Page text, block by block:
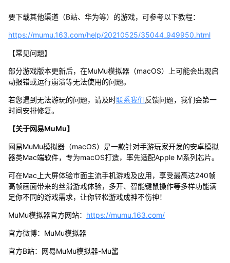
要下载其他渠道（B站、华为等）的游戏，可参考以下教程：
https://mumu.163.com/help/20210525/35044_949950.html
【常见问题】
部分游戏版本更新后，在MuMu模拟器（macOS）上可能会出现启
动报错或运行崩溃等无法使用的问题。
若您遇到无法游玩的问题，请及时联系我们反馈问题，我们会第一
时间安排修复。
【关于网易MuMu】
网易MuMu模拟器（macOS）是一款针对手游玩家开发的安卓模拟
器类Mac端软件，专为macOS打造，率先适配Apple M系列芯片。
可在Mac上大屏体验市面主流手机游戏及应用，享受最高达240帧
高帧画面带来的丝滑游戏体验，多开、智能键鼠操作等多样功能满
足你不同的游戏需求，让你轻松游戏成神不伤神！
MuMu模拟器官方网站： https://mumu.163.com/
官方微博：MuMu模拟器
官方B站：网易MuMu模拟器-Mu酱